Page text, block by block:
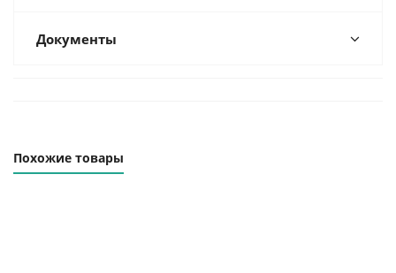
Документы
Похожие товары